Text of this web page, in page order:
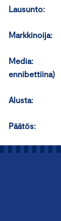
Lausunto:
Markkinoija:
Media:
ennibettiina)
Alusta:
Päätös: